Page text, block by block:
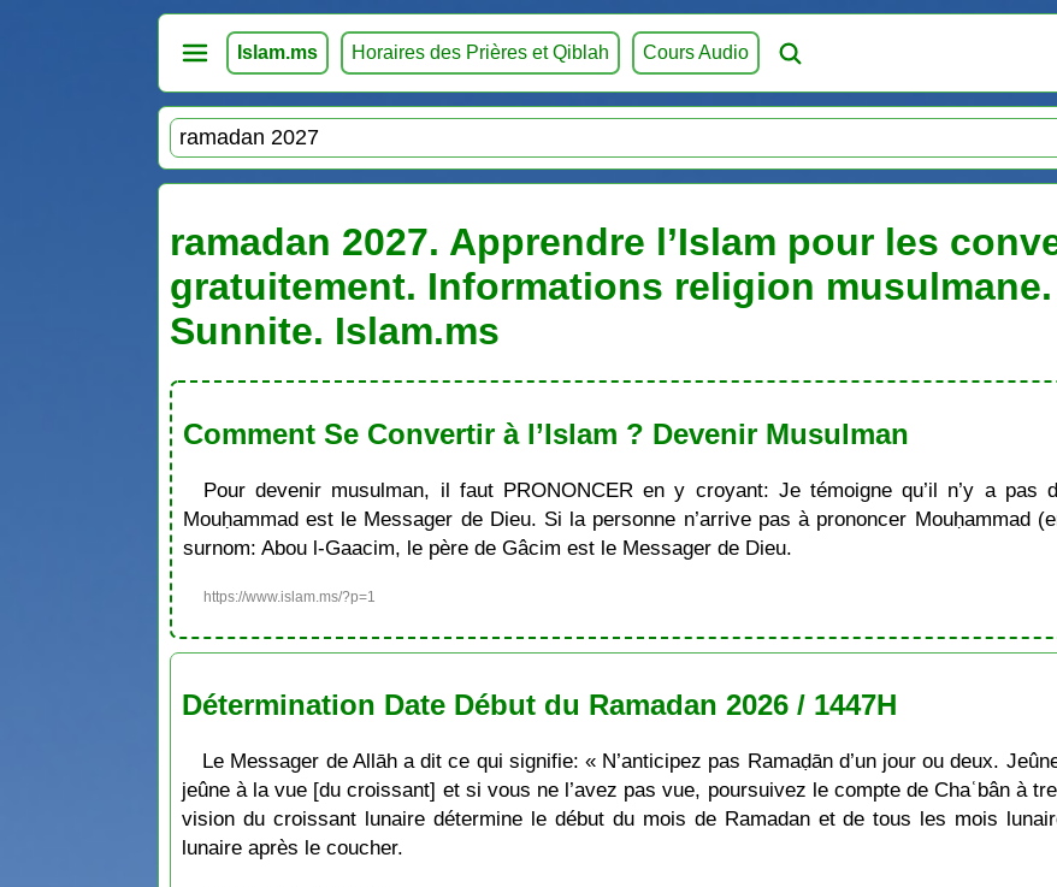
Islam.ms Horaires des Prières et Qiblah Cours Audio
ramadan 2027. Apprendre l’Islam pour les
gratuitement. Informations religion
Sunnite. Islam.ms
Comment Se Convertir à l’Islam ? Devenir Musulman
Pour devenir musulman, il faut PRONONCER en y croyant: Je témoigne qu’il n’y a pas
Mouḥammad est le Messager de Dieu. Si la personne n’arrive pas à prononcer Mouḥammad
surnom: Abou l-Gaacim, le père de Gâcim est le Messager de Dieu.
https://www.islam.ms/?p=1
Détermination Date Début du Ramadan 2026 / 1447H
Le Messager de Allāh a dit ce qui signifie: « N’anticipez pas Ramaḍān d’un jour ou deux.
jeûne à la vue [du croissant] et si vous ne l’avez pas vue, poursuivez le compte de Chaʿbân à
vision du croissant lunaire détermine le début du mois de Ramadan et de tous les mois
lunaire après le coucher.